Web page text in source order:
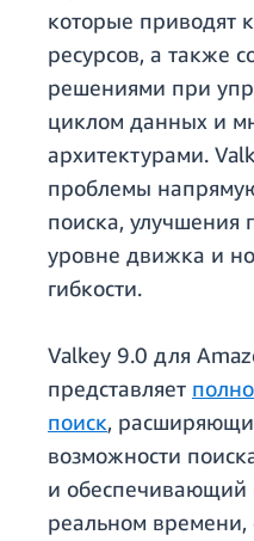
которые приводят
ресурсов, а также
решениями при
циклом данных и
архитектурами.
проблемы
поиска, улучшения
уровне движка и
гибкости.
Valkey 9.0 для
представляет
поиск,
возможности
и обеспечивающий
реальном времени,